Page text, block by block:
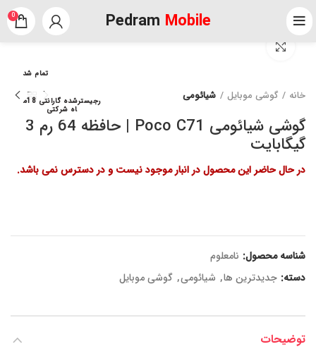
Pedram Mobile
0
تمام شد
رجیسترشده گارانتی 18م
اه شرکتی
خانه گوشی موبایل شیائومی
گوشی شیائومی Poco C71 | حافظه 64 رم 3
گیگابایت
در حال حاضر این محصول در انبار موجود نیست و در دسترس نمی باشد.
شناسه محصول: نامعلوم
دسته: جدیدترین ها, شیائومی, گوشی موبایل
توضیحات